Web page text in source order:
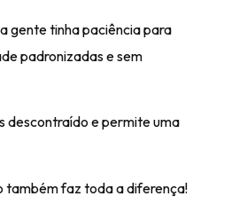
gente tinha paciência para
padronizadas e sem
descontraído e permite uma
também faz toda a diferença!